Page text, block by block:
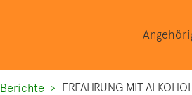
Berichte ERFAHRUNG MIT